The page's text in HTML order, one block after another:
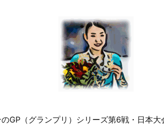
GP（グランプリ）シリーズ第6戦・日本大